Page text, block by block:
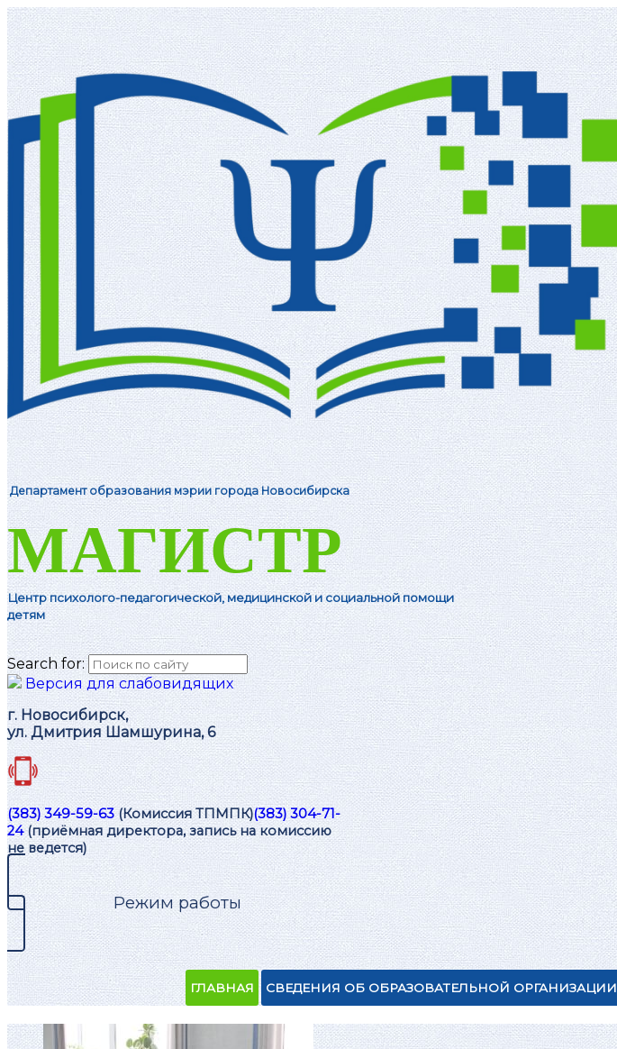
Департамент образования мэрии города Новосибирска
МАГИСТР
Центр психолого-педагогической, медицинской и социальной помощи
детям
Search for:
Версия для слабовидящих
г. Новосибирск,
ул. Дмитрия Шамшурина, 6
(383) 349-59-63(Комиссия ТПМПК)(383) 304-71-
24(приёмная директора, запись на комиссию
не ведется)
Режим работы
ГЛАВНАЯ СВЕДЕНИЯ ОБ ОБРАЗОВАТЕЛЬНОЙ ОРГАНИЗАЦИИ